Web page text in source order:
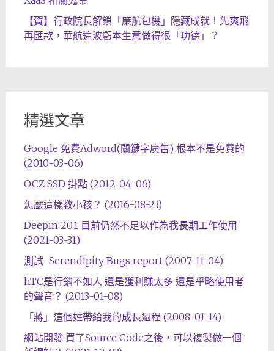
【賀】行政院長解鎖「廉航包機」隱藏成就！先爽飛
再匯款，華航這波虧本生意做得很「功德」？
精選文章
Google 免費Adword(關鍵字廣告) 根本不是免費的
(2010-03-06)
OCZ SSD 掛點 (2012-04-06)
怎麼這樣教小孩？ (2016-08-23)
Deepin 20.1 目前仍然不足以作為我長期工作使用
(2021-03-31)
測試-Serendipity Bugs report (2007-11-04)
hTC是行銷不如人 還是獲利賺太多 還是乎略使用者
的聲音？ (2013-01-08)
「蔣」這個姓帶給我的成長過程 (2008-01-14)
網站開發 買了Source Code之後，可以複製做一個